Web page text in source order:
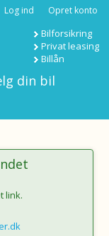
Log ind Opret konto
Bilforsikring
Privat leasing
Billån
din bil
link.